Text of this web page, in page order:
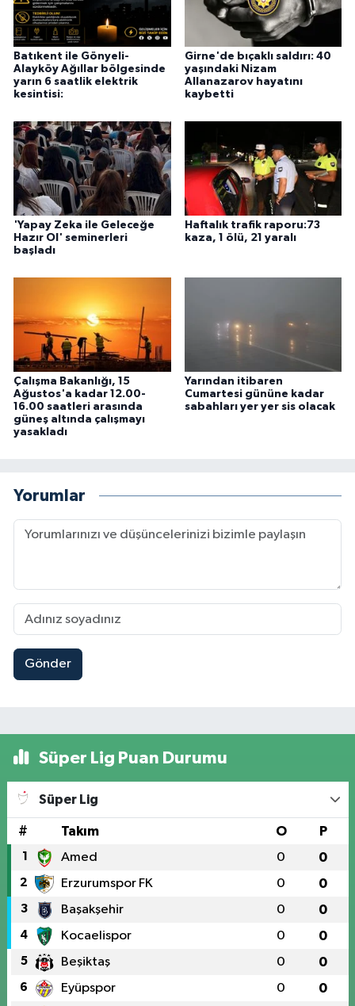
Batıkent ile Gönyeli-
Alayköy Ağıllar bölgesinde
yarın 6 saatlik elektrik
kesintisi:
Girne'de bıçaklı saldırı: 40
yaşındaki Nizam
Allanazarov hayatını
kaybetti
'Yapay Zeka ile Geleceğe
Hazır Ol' seminerleri
başladı
Haftalık trafik raporu:73
kaza, 1 ölü, 21 yaralı
Çalışma Bakanlığı, 15
Ağustos'a kadar 12.00-
16.00 saatleri arasında
güneş altında çalışmayı
yasakladı
Yarından itibaren
Cumartesi gününe kadar
sabahları yer yer sis olacak
Yorumlar
Gönder
Süper Lig Puan Durumu
Süper Lig
# Takım O P
1 Amed 0 0
2 Erzurumspor FK 0 0
3 Başakşehir 0 0
4 Kocaelispor 0 0
5 Beşiktaş 0 0
6 Eyüpspor 0 0